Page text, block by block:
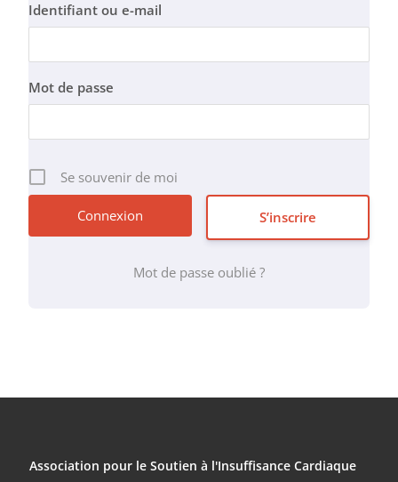
Identifiant ou e-mail
Mot de passe
Se souvenir de moi
S’inscrire
Mot de passe oublié ?
Association pour le Soutien à l'Insuffisance Cardiaque